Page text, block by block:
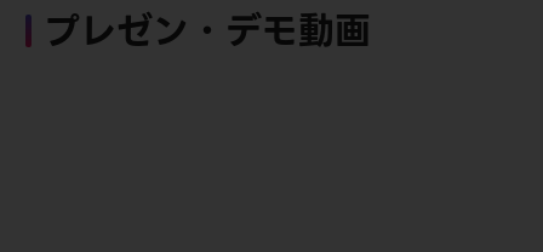
プレゼン・デモ動画